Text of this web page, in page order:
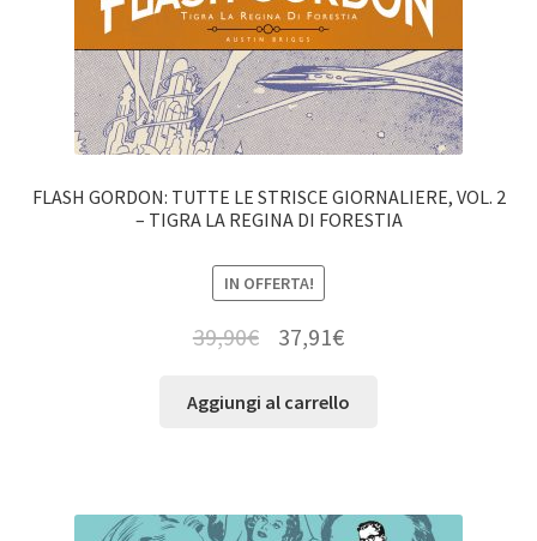
FLASH GORDON: TUTTE LE STRISCE GIORNALIERE, VOL. 2
– TIGRA LA REGINA DI FORESTIA
IN OFFERTA!
39,90€ 37,91€
Aggiungi al carrello